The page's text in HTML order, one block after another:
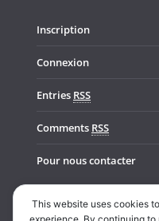
Inscription
Connexion
Entries RSS
Comments RSS
Pour nous contacter
This website uses cookies